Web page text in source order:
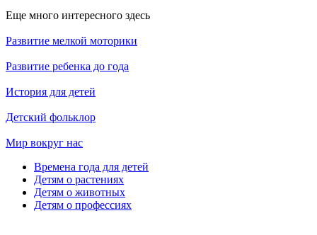
Еще много интересного здесь
Развитие мелкой моторики
Развитие ребенка до года
История для детей
Детский фольклор
Мир вокруг нас
Времена года для детей
Детям о растениях
Детям о животных
Детям о профессиях